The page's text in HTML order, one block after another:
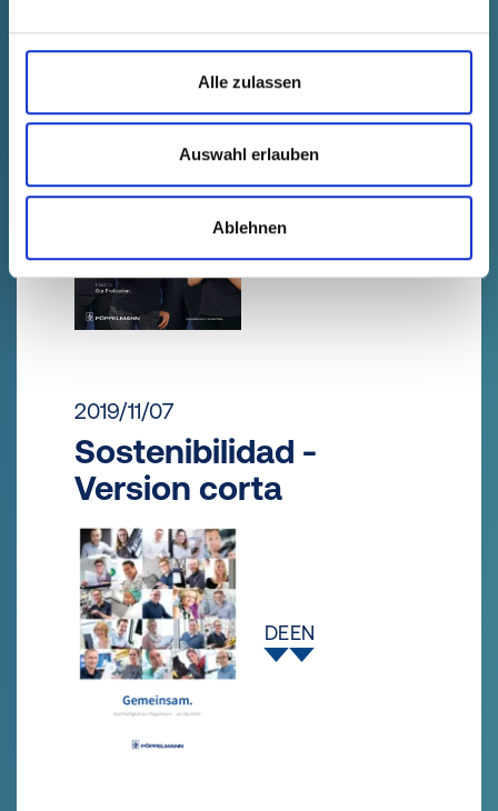
Alle zulassen
Auswahl erlauben
Ablehnen
Soluciones plásticas
que ahorran recursos
DEEN
2019/11/07
Sostenibilidad -
Version corta
DEEN